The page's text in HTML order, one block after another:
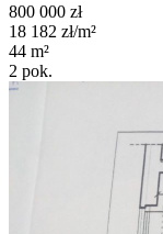
800 000 zł
18 182 zł/m²
44 m²
2 pok.